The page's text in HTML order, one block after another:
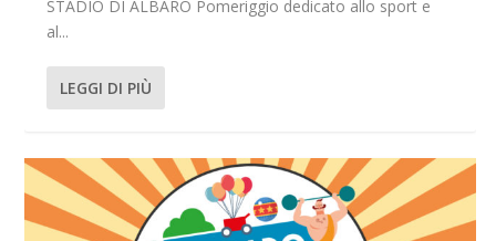
STADIO DI ALBARO Pomeriggio dedicato allo sport e
al...
LEGGI DI PIÙ